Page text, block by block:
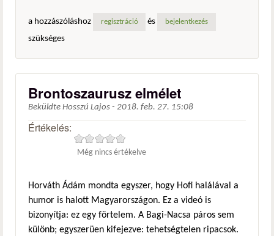
a hozzászóláshoz
regisztráció és bejelentkezés
szükséges
Brontoszaurusz elmélet
Beküldte Hosszú Lajos - 2018. feb. 27. 15:08
Értékelés:
Még nincs értékelve
Horváth Ádám mondta egyszer, hogy Hofi halálával a
humor is halott Magyarországon. Ez a videó is
bizonyítja: ez egy förtelem. A Bagi-Nacsa páros sem
különb; egyszerüen kifejezve: tehetségtelen ripacsok.